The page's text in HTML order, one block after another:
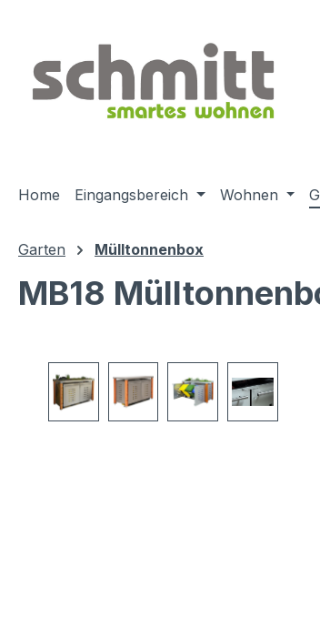
Home Eingangsbereich Wohnen
Garten Mülltonnenbox
MB18